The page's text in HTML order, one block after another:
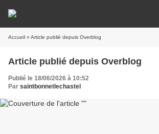
Accueil » Article publié depuis Overblog
Article publié depuis Overblog
Publié le 18/06/2026 à 10:52
Par saintbonnetlechastel